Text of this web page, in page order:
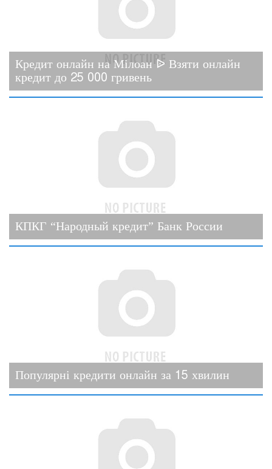
Кредит онлайн на Мілоан ᐉ Взяти онлайн
кредит до 25 000 гривень
КПКГ “Народный кредит” Банк России
Популярні кредити онлайн за 15 хвилин